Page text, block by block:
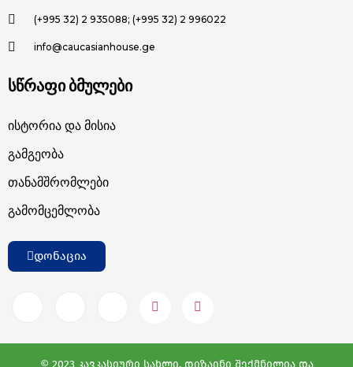
(+995 32) 2 935088; (+995 32) 2 996022
info@caucasianhouse.ge
სწრაფი ბმულები
Ისტორია Და Მისია
Გამგეობა
Თანამშრომლები
Გამომცემლობა
დონაცია